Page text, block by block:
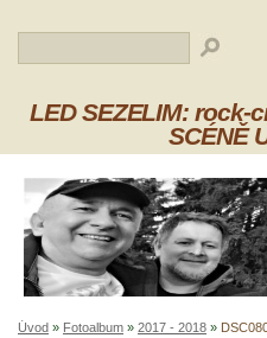
LED SEZELIM: rock-
SCÉNĚ
Úvod » Fotoalbum » 2017 - 2018 »